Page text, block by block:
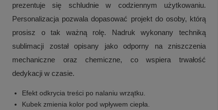
prezentuje się schludnie w codziennym użytkowaniu.
Personalizacja pozwala dopasować projekt do osoby, którą
prosisz o tak ważną rolę. Nadruk wykonany techniką
sublimacji został opisany jako odporny na zniszczenia
mechaniczne oraz chemiczne, co wspiera trwałość
dedykacji w czasie.
Efekt odkrycia treści po nalaniu wrzątku.
Kubek zmienia kolor pod wpływem ciepła.